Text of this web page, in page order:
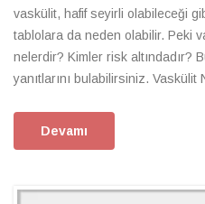
vaskülit, hafif seyirli olabileceği
tablolara da neden olabilir. Peki
nelerdir? Kimler risk altındadır?
yanıtlarını bulabilirsiniz. Vaskülit
Devamı